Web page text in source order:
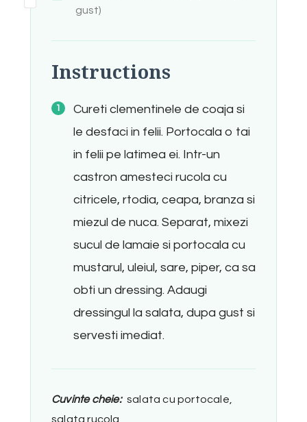
gust)
Instructions
Cureti clementinele de coaja si
le desfaci in felii. Portocala o tai
in felii pe latimea ei. Intr-un
castron amesteci rucola cu
citricele, rtodia, ceapa, branza si
miezul de nuca. Separat, mixezi
sucul de lamaie si portocala cu
mustarul, uleiul, sare, piper, ca sa
obti un dressing. Adaugi
dressingul la salata, dupa gust si
servesti imediat.
Cuvinte cheie: salata cu portocale,
salata rucola